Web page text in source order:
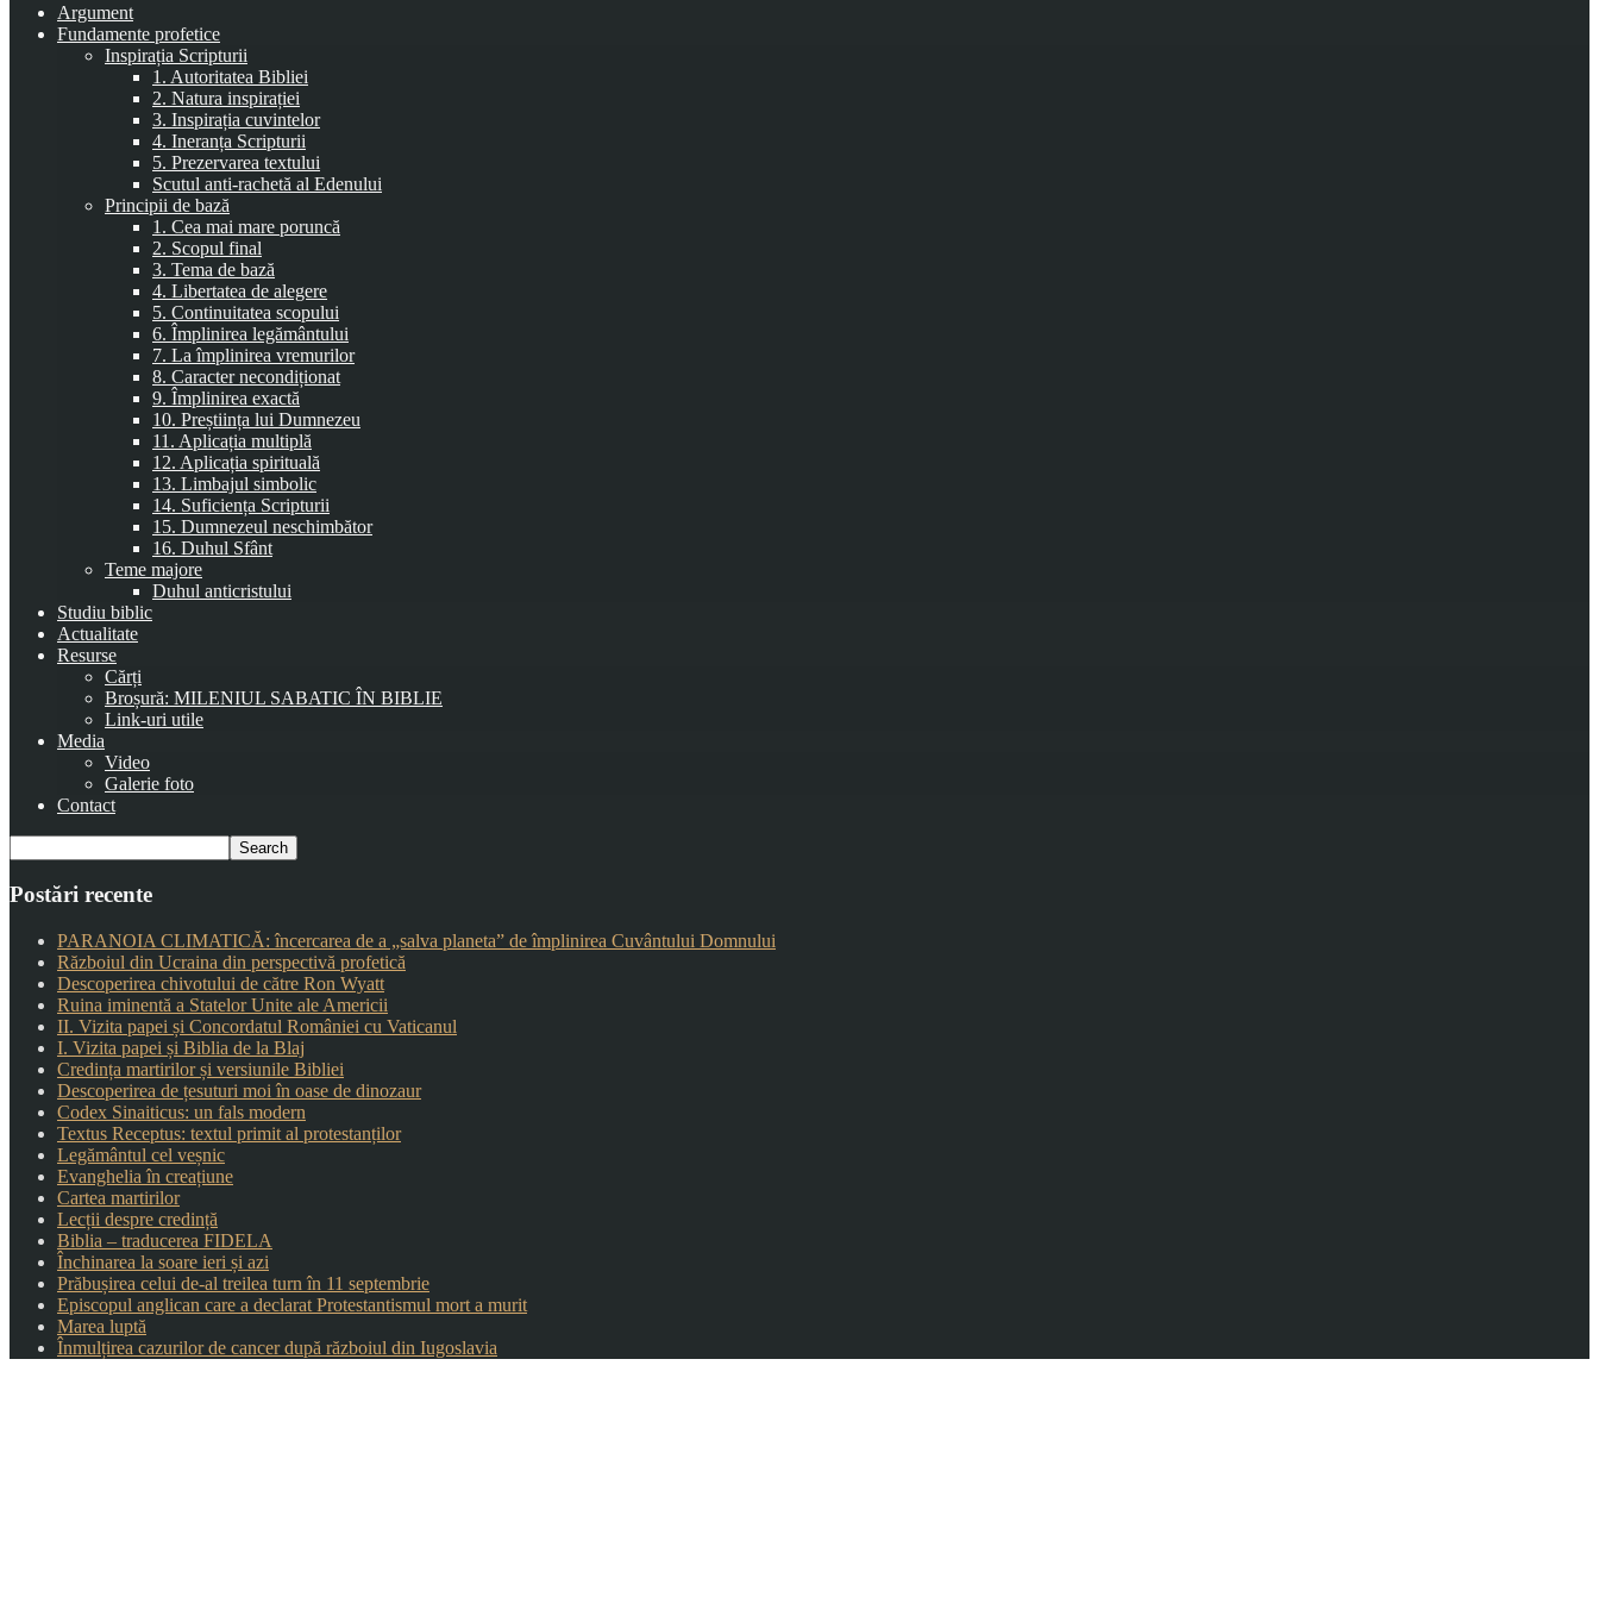
Argument
Fundamente profetice
Inspirația Scripturii
1. Autoritatea Bibliei
2. Natura inspirației
3. Inspirația cuvintelor
4. Ineranța Scripturii
5. Prezervarea textului
Scutul anti-rachetă al Edenului
Principii de bază
1. Cea mai mare poruncă
2. Scopul final
3. Tema de bază
4. Libertatea de alegere
5. Continuitatea scopului
6. Împlinirea legământului
7. La împlinirea vremurilor
8. Caracter necondiționat
9. Împlinirea exactă
10. Preștiința lui Dumnezeu
11. Aplicația multiplă
12. Aplicația spirituală
13. Limbajul simbolic
14. Suficiența Scripturii
15. Dumnezeul neschimbător
16. Duhul Sfânt
Teme majore
Duhul anticristului
Studiu biblic
Actualitate
Resurse
Cărți
Broșură: MILENIUL SABATIC ÎN BIBLIE
Link-uri utile
Media
Video
Galerie foto
Contact
Postări recente
PARANOIA CLIMATICĂ: încercarea de a „salva planeta” de împlinirea Cuvântului Domnului
Războiul din Ucraina din perspectivă profetică
Descoperirea chivotului de către Ron Wyatt
Ruina iminentă a Statelor Unite ale Americii
II. Vizita papei și Concordatul României cu Vaticanul
I. Vizita papei și Biblia de la Blaj
Credința martirilor și versiunile Bibliei
Descoperirea de țesuturi moi în oase de dinozaur
Codex Sinaiticus: un fals modern
Textus Receptus: textul primit al protestanților
Legământul cel veșnic
Evanghelia în creațiune
Cartea martirilor
Lecții despre credință
Biblia – traducerea FIDELA
Închinarea la soare ieri și azi
Prăbușirea celui de-al treilea turn în 11 septembrie
Episcopul anglican care a declarat Protestantismul mort a murit
Marea luptă
Înmulțirea cazurilor de cancer după războiul din Iugoslavia